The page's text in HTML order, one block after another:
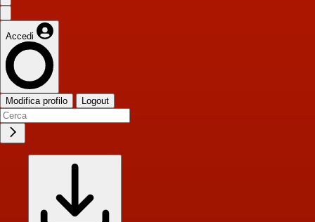
Accedi
Modifica profilo Logout